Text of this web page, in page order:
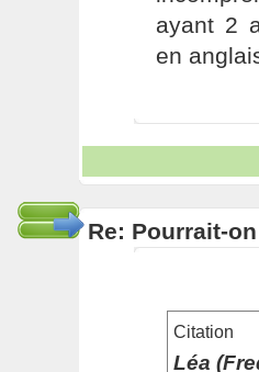
ayant 2
en
Re: Pourrait-
Citation
Léa